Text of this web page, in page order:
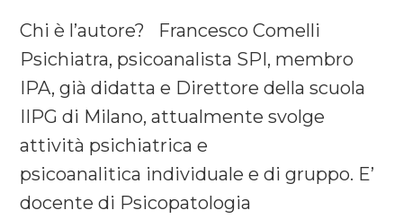
Chi è l’autore? Francesco Comelli
Psichiatra, psicoanalista SPI, membro
IPA, già didatta e Direttore della scuola
IIPG di Milano, attualmente svolge
attività psichiatrica e
psicoanalitica individuale e di gruppo. E’
docente di Psicopatologia